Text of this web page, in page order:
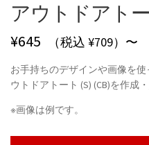
アウトドアトー
¥645 （税込 ¥709）〜
お手持ちのデザインや画像を
ウトドアトート (S) (CB)を作成
※画像は例です。